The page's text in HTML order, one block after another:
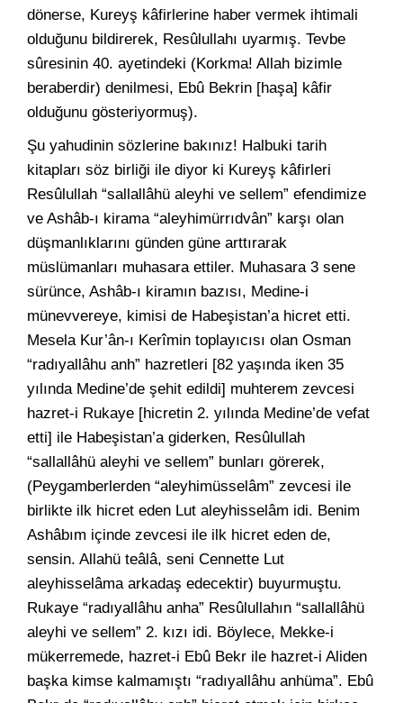
dönerse, Kureyş kâfirlerine haber vermek ihtimali
olduğunu bildirerek, Resûlullahı uyarmış. Tevbe
sûresinin 40. ayetindeki (Korkma! Allah bizimle
beraberdir) denilmesi, Ebû Bekrin [haşa] kâfir
olduğunu gösteriyormuş).
Şu yahudinin sözlerine bakınız! Halbuki tarih
kitapları söz birliği ile diyor ki Kureyş kâfirleri
Resûlullah “sallallâhü aleyhi ve sellem” efendimize
ve Ashâb-ı kirama “aleyhimürrıdvân” karşı olan
düşmanlıklarını günden güne arttırarak
müslümanları muhasara ettiler. Muhasara 3 sene
sürünce, Ashâb-ı kiramın bazısı, Medine-i
münevvereye, kimisi de Habeşistan’a hicret etti.
Mesela Kur’ân-ı Kerîmin toplayıcısı olan Osman
“radıyallâhu anh” hazretleri [82 yaşında iken 35
yılında Medine’de şehit edildi] muhterem zevcesi
hazret-i Rukaye [hicretin 2. yılında Medine’de vefat
etti] ile Habeşistan’a giderken, Resûlullah
“sallallâhü aleyhi ve sellem” bunları görerek,
(Peygamberlerden “aleyhimüsselâm” zevcesi ile
birlikte ilk hicret eden Lut aleyhisselâm idi. Benim
Ashâbım içinde zevcesi ile ilk hicret eden de,
sensin. Allahü teâlâ, seni Cennette Lut
aleyhisselâma arkadaş edecektir) buyurmuştu.
Rukaye “radıyallâhu anha” Resûlullahın “sallallâhü
aleyhi ve sellem” 2. kızı idi. Böylece, Mekke-i
mükerremede, hazret-i Ebû Bekr ile hazret-i Aliden
başka kimse kalmamıştı “radıyallâhu anhüma”. Ebû